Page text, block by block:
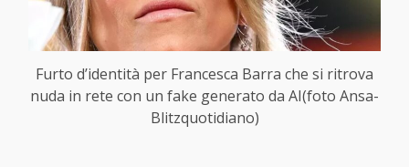
Furto d’identità per Francesca Barra che si ritrova
nuda in rete con un fake generato da AI(foto Ansa-
Blitzquotidiano)